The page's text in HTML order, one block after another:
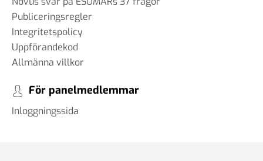
Publiceringsregler
Integritetspolicy
Uppförandekod
Allmänna villkor
För panelmedlemmar
Inloggningssida